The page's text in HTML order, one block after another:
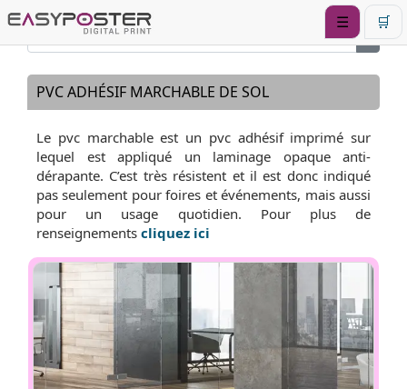
☰ 🛒
PVC ADHÉSIF MARCHABLE DE SOL
Le pvc marchable est un pvc adhésif imprimé sur
lequel est appliqué un laminage opaque anti-
dérapante. C’est très résistent et il est donc indiqué
pas seulement pour foires et événements, mais aussi
pour un usage quotidien. Pour plus de
renseignements cliquez ici